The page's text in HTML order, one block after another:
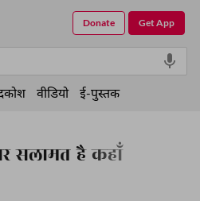
सलामत है कहाँ
Get App
Donate
वीडियो ई-पुस्तक